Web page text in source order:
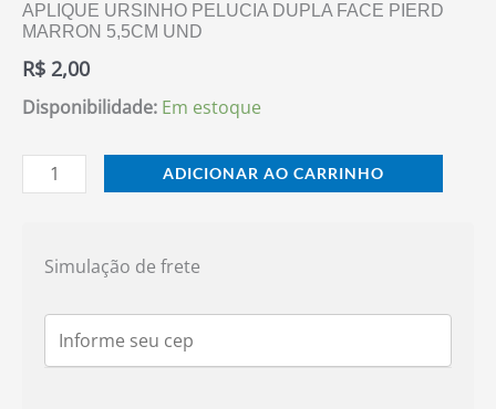
APLIQUE URSINHO PELUCIA DUPLA FACE PIERD
MARRON 5,5CM UND
R$ 2,00
Disponibilidade: Em estoque
ADICIONAR AO CARRINHO
Simulação de frete